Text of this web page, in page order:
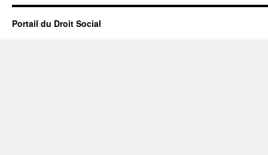
Portail du Droit Social